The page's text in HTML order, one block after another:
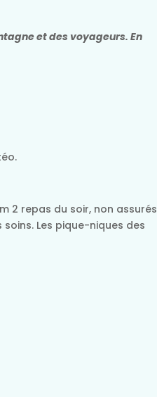
et des voyageurs. En
2 repas du soir, non assurés
Les pique-niques des